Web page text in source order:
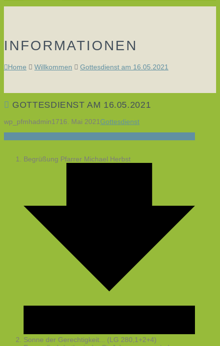
INFORMATIONEN
Home Willkommen Gottesdienst am 16.05.2021
GOTTESDIENST AM 16.05.2021
wp_pfmhadmin1716. Mai 2021Gottesdienst
Begrüßung Pfarrer Michael Herbst
Sonne der Gerechtigkeit... (LG 280,1+2+4)